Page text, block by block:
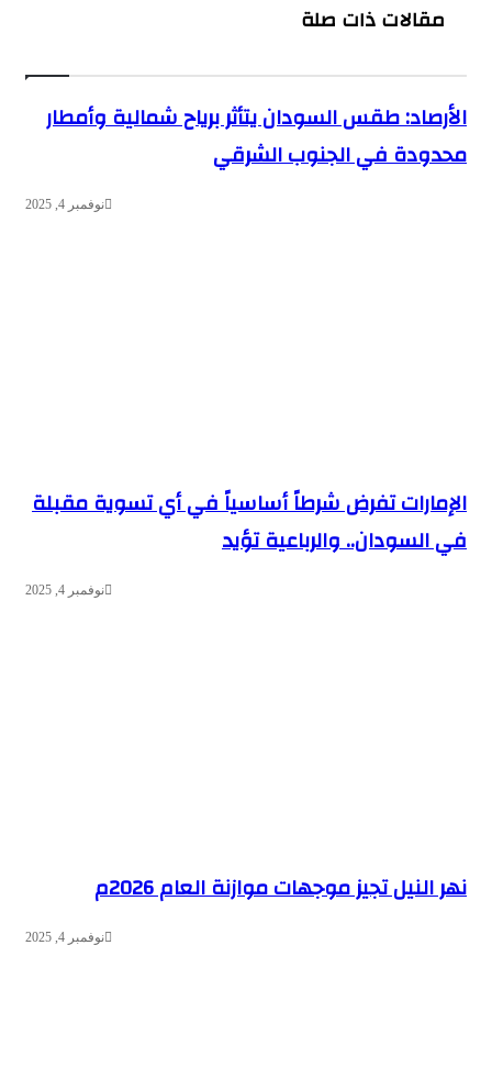
مقالات ذات صلة
الأرصاد: طقس السودان يتأثر برياح شمالية وأمطار
محدودة في الجنوب الشرقي
نوفمبر 4, 2025
الإمارات تفرض شرطاً أساسياً في أي تسوية مقبلة
في السودان.. والرباعية تؤيد
نوفمبر 4, 2025
نهر النيل تجيز موجهات موازنة العام 2026م
نوفمبر 4, 2025